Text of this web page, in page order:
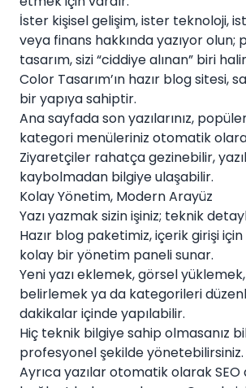
İster kişisel gelişim, ister teknoloji,
veya finans hakkında yazıyor
tasarım, sizi “ciddiye alınan” biri
Color Tasarım’ın hazır blog sitesi,
bir yapıya sahiptir.
Ana sayfada son yazılarınız,
kategori menüleriniz otomatik
Ziyaretçiler rahatça gezinebilir,
kaybolmadan bilgiye ulaşabilir.
Kolay Yönetim, Modern Arayüz
Yazı yazmak sizin işiniz; teknik
Hazır blog paketimiz, içerik girişi
kolay bir yönetim paneli sunar.
Yeni yazı eklemek, görsel
belirlemek ya da kategorileri
dakikalar içinde yapılabilir.
Hiç teknik bilgiye sahip olmasanız
profesyonel şekilde yönetebilirsiniz.
Ayrıca yazılar otomatik olarak SEO